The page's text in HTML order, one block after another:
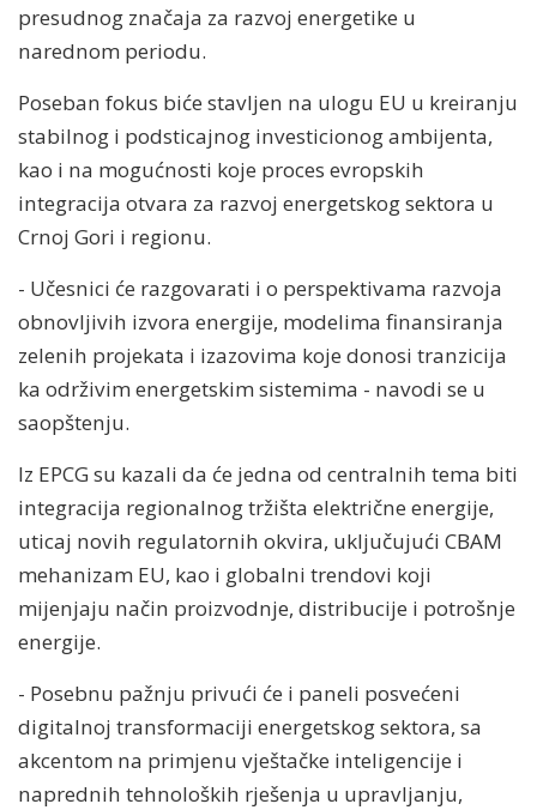
presudnog značaja za razvoj energetike u
narednom periodu.
Poseban fokus biće stavljen na ulogu EU u kreiranju
stabilnog i podsticajnog investicionog ambijenta,
kao i na mogućnosti koje proces evropskih
integracija otvara za razvoj energetskog sektora u
Crnoj Gori i regionu.
- Učesnici će razgovarati i o perspektivama razvoja
obnovljivih izvora energije, modelima finansiranja
zelenih projekata i izazovima koje donosi tranzicija
ka održivim energetskim sistemima - navodi se u
saopštenju.
Iz EPCG su kazali da će jedna od centralnih tema biti
integracija regionalnog tržišta električne energije,
uticaj novih regulatornih okvira, uključujući CBAM
mehanizam EU, kao i globalni trendovi koji
mijenjaju način proizvodnje, distribucije i potrošnje
energije.
- Posebnu pažnju privući će i paneli posvećeni
digitalnoj transformaciji energetskog sektora, sa
akcentom na primjenu vještačke inteligencije i
naprednih tehnoloških rješenja u upravljanju,